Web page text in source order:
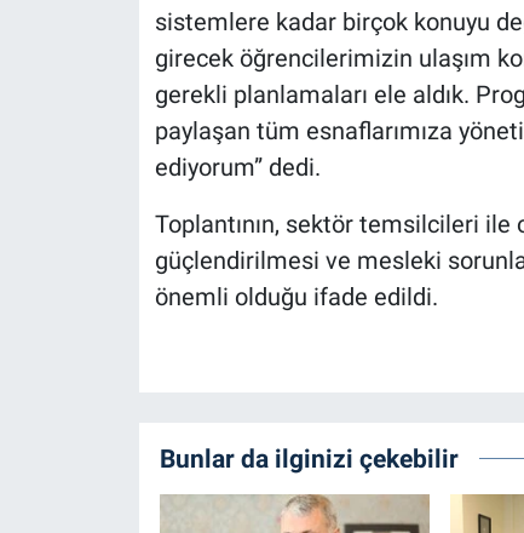
sistemlere kadar birçok konuyu
girecek öğrencilerimizin ulaşım
gerekli planlamaları ele aldık.
paylaşan tüm esnaflarımıza
ediyorum” dedi.
Toplantının, sektör temsilcileri
güçlendirilmesi ve mesleki
önemli olduğu ifade edildi.
Bunlar da ilginizi çekebilir